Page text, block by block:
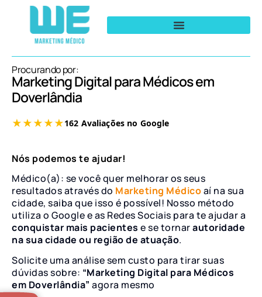
Procurando por:
Marketing Digital para Médicos em
Doverlândia
Nós podemos te ajudar!
Médico(a): se você quer melhorar os seus
resultados através do Marketing Médicoaí na sua
cidade, saiba que isso é possível! Nosso método
utiliza o Google e as Redes Sociais para te ajudar a
conquistar mais pacientes e se tornarautoridade
na sua cidade ou região de atuação.
Solicite uma análise sem custo para tirar suas
dúvidas sobre: “Marketing Digital para Médicos
em Doverlândia” agora mesmo